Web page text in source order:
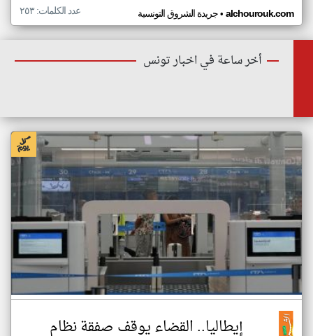
جريدة الشروق التونسية• alchourouk.com عدد الكلمات: ٢٥٣
أخر ساعة في اخبار تونس
إيطاليا.. القضاء يوقف صفقة نظام